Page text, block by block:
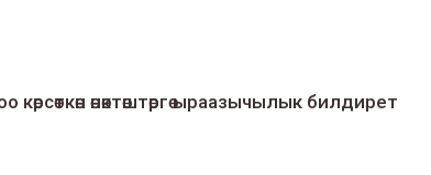
өнөктөштөргө ыраазычылык билдирет